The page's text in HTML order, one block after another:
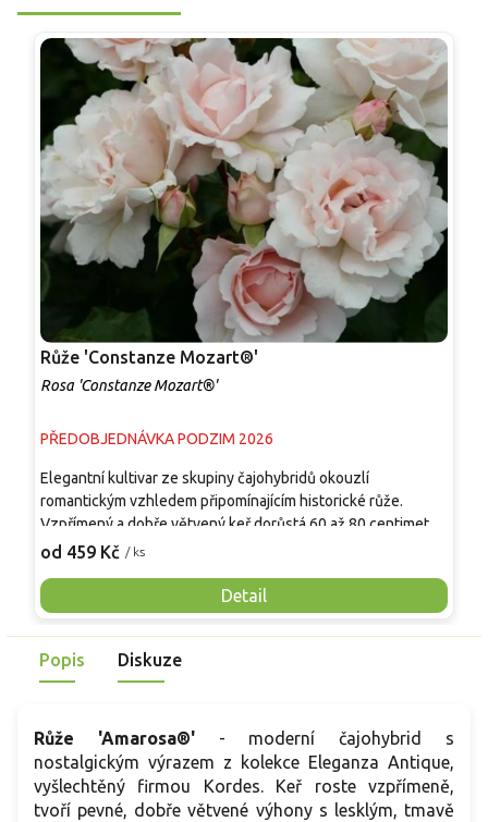
Růže 'Constanze Mozart®'
Rosa 'Constanze Mozart®'
PŘEDOBJEDNÁVKA PODZIM 2026
od 459 Kč / ks
Detail
Elegantní kultivar ze skupiny čajohybridů okouzlí
romantickým vzhledem připomínajícím historické růže.
Vzpřímený a dobře větvený keř dorůstá 60 až 80 centimetrů.
Velmi plné květy v jemně růžových až krémově narůžovělých
do mrazů. Díky svému půvabu vynikne jako solitér v menších
skupinách, v okrasných záhonech či v nádobách na terasách.
Představuje ideální volbu pro milovníky klasické elegance
spojené s krásnou vůní a odolností, kterou tento kultivar
nabízí.
Popis Diskuze
Růže 'Amarosa®'- moderní čajohybrid s
nostalgickým výrazem z kolekce Eleganza Antique,
vyšlechtěný firmou Kordes. Keř roste vzpřímeně,
tvoří pevné, dobře větvené výhony s lesklým, tmavě